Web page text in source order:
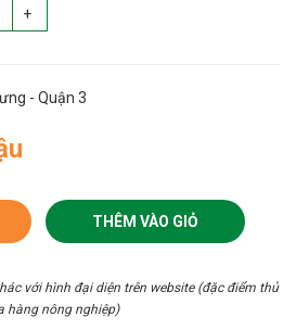
+
- Quận 3
THÊM VÀO GIỎ
với hình đại diện trên website (đặc điểm thủ
hàng nông nghiệp)